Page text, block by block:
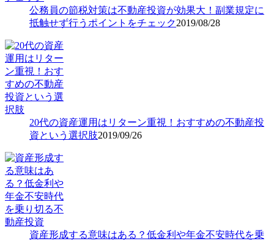
公務員の節税対策は不動産投資が効果大！副業規定に
抵触せず行うポイントをチェック2019/08/28
20代の資産運用はリターン重視！おすすめの不動産投
資という選択肢2019/09/26
資産形成する意味はある？低金利や年金不安時代を乗